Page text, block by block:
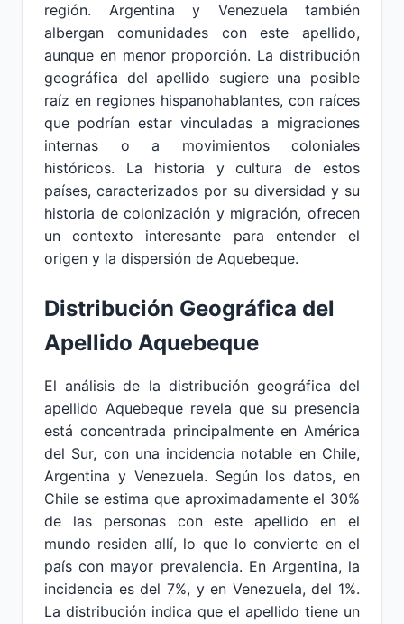
región. Argentina y Venezuela también
albergan comunidades con este apellido,
aunque en menor proporción. La distribución
geográfica del apellido sugiere una posible
raíz en regiones hispanohablantes, con raíces
que podrían estar vinculadas a migraciones
internas o a movimientos coloniales
históricos. La historia y cultura de estos
países, caracterizados por su diversidad y su
historia de colonización y migración, ofrecen
un contexto interesante para entender el
origen y la dispersión de Aquebeque.
Distribución Geográfica del
Apellido Aquebeque
El análisis de la distribución geográfica del
apellido Aquebeque revela que su presencia
está concentrada principalmente en América
del Sur, con una incidencia notable en Chile,
Argentina y Venezuela. Según los datos, en
Chile se estima que aproximadamente el 30%
de las personas con este apellido en el
mundo residen allí, lo que lo convierte en el
país con mayor prevalencia. En Argentina, la
incidencia es del 7%, y en Venezuela, del 1%.
La distribución indica que el apellido tiene un